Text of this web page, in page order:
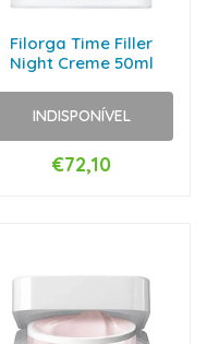
Filorga Time Filler
Night Creme 50ml
INDISPONÍVEL
€72,10